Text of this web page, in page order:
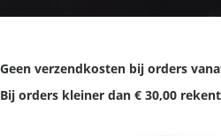
Geen verzendkosten bij orders
Bij orders kleiner dan € 30,00